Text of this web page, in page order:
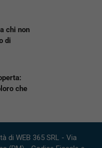
chi non
di
che
di WEB 365 SRL - Via